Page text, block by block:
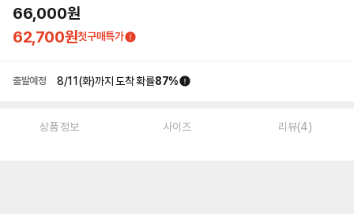
66,000원
62,700원첫구매특가
출발예정 8/11(화)까지 도착 확률87%
상품 정보 사이즈 리뷰(4)